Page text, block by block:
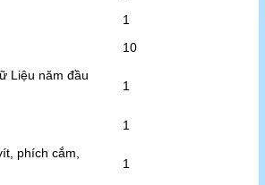
1
10
Liệu năm đầu
1
1
phích cắm,
1